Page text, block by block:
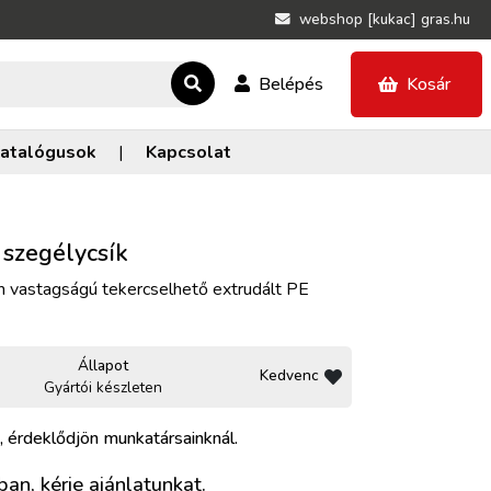
webshop [kukac] gras.hu
Belépés Kosár
| Kapcsolat
tekercselhető extrudált PE
Állapot
Gyártói készleten
Kedvenc
munkatársainknál.
kérje ajánlatunkat.